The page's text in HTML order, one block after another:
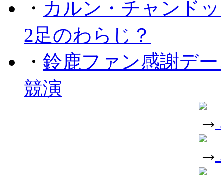
・ カルン・チャンド
2足のわらじ？
・ 鈴鹿ファン感謝デ
競演